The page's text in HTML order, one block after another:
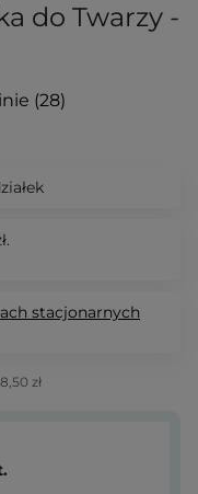
do Twarzy -
28
stacjonarnych
zł